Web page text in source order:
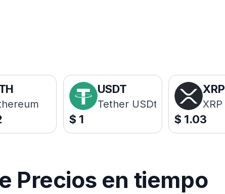
USDT
Tether USDt
$ 1
XRP
XRP
$ 1.03
Precios en tiempo